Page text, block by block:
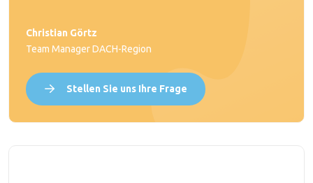
Christian Görtz
Team Manager DACH-Region
Stellen Sie uns Ihre Frage